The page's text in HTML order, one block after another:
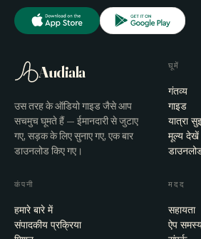
Audiala
उस तरह के ऑडियो गाइड जैसे आप
सचमुच घूमते हैं — ईमानदारी से जुटाए
गए, सड़क के लिए सुनाए गए, एक बार
डाउनलोड किए गए।
घूमें
गंतव्य
गाइड
यात्रा
मूल्य देखें
कंपनी
हमारे बारे में
संपादकीय प्रक्रिया
मदद
सहायता
ऐप